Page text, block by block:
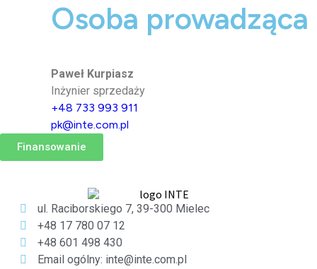
Osoba prowadząca
Paweł Kurpiasz
Inżynier sprzedaży
+48 733 993 911
pk@inte.com.pl
Finansowanie
ul. Raciborskiego 7, 39-300 Mielec
+48 17 780 07 12
+48 601 498 430
Email ogólny: inte@inte.com.pl